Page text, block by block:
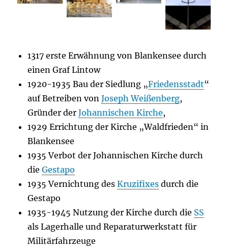
1317 erste Erwähnung von Blankensee durch
einen Graf Lintow
1920-1935 Bau der Siedlung „Friedensstadt“
auf Betreiben vonJoseph Weißenberg,
Gründer derJohannischen Kirche,
1929 Errichtung der Kirche „Waldfrieden“ in
Blankensee
1935 Verbot der Johannischen Kirche durch
dieGestapo
1935 Vernichtung desKruzifixes durch die
Gestapo
1935-1945 Nutzung der Kirche durch die SS
als Lagerhalle und Reparaturwerkstatt für
Militärfahrzeuge